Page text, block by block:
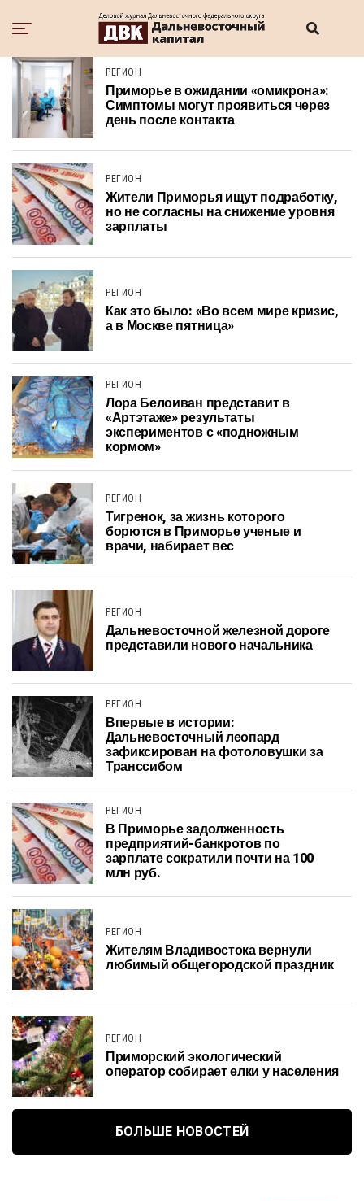
РЕГИОН
Приморье в ожидании «омикрона»:
Симптомы могут проявиться через
день после контакта
РЕГИОН
Жители Приморья ищут подработку,
но не согласны на снижение уровня
зарплаты
РЕГИОН
Как это было: «Во всем мире кризис,
а в Москве пятница»
РЕГИОН
Лора Белоиван представит в
«Артэтаже» результаты
экспериментов с «подножным
кормом»
РЕГИОН
Тигренок, за жизнь которого
борются в Приморье ученые и
врачи, набирает вес
РЕГИОН
Дальневосточной железной дороге
представили нового начальника
РЕГИОН
Впервые в истории:
Дальневосточный леопард
зафиксирован на фотоловушки за
Транссибом
РЕГИОН
В Приморье задолженность
предприятий-банкротов по
зарплате сократили почти на 100
млн руб.
РЕГИОН
Жителям Владивостока вернули
любимый общегородской праздник
РЕГИОН
Приморский экологический
оператор собирает елки у населения
БОЛЬШЕ НОВОСТЕЙ